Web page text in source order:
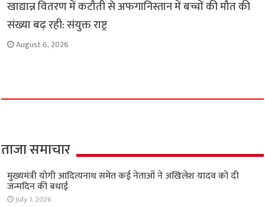
खाद्यान्न वितरण में कटौती से अफगानिस्तान में बच्चों की मौत की
संख्या बढ़ रही: संयुक्त राष्ट्र
August 6, 2026
ताजा समाचार
मुख्यमंत्री योगी आदित्यनाथ समेत कई नेताओं ने अखिलेश यादव को दी
जन्मदिन की बधाई
July 1, 2026